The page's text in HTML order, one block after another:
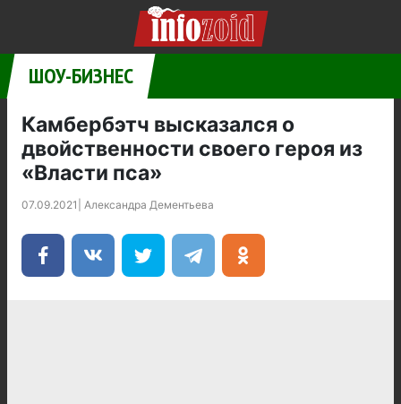
ШОУ-БИЗНЕС
Камбербэтч высказался о
двойственности своего героя из
«Власти пса»
07.09.2021 Александра Дементьева